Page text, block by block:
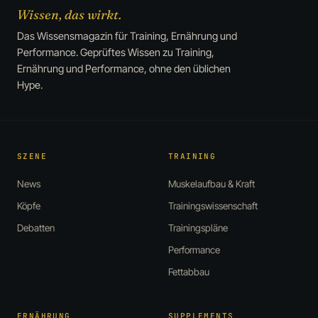
Wissen, das wirkt.
Das Wissensmagazin für Training, Ernährung und
Performance. Geprüftes Wissen zu Training,
Ernährung und Performance, ohne den üblichen
Hype.
SZENE
News
Köpfe
Debatten
TRAINING
Muskelaufbau & Kraft
Trainingswissenschaft
Trainingspläne
Performance
Fettabbau
ERNÄHRUNG SUPPLEMENTS